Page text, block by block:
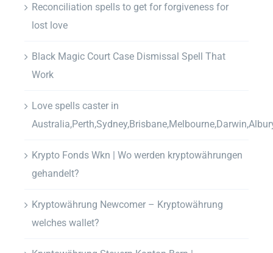
Reconciliation spells to get for forgiveness for
lost love
Black Magic Court Case Dismissal Spell That
Work
Love spells caster in
Krypto Fonds Wkn | Wo werden kryptowährungen
gehandelt?
Kryptowährung Newcomer – Kryptowährung
welches wallet?